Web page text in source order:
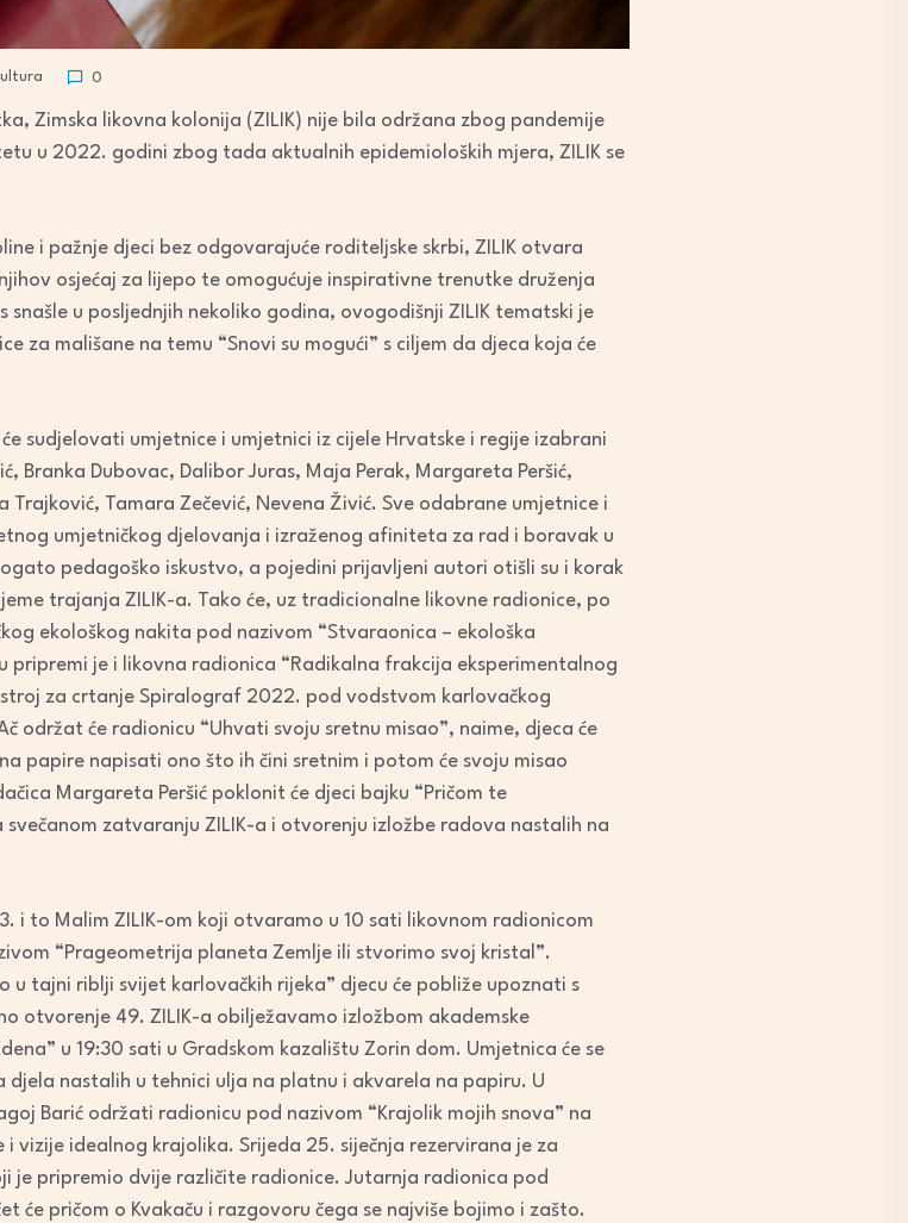
0
Zimska likovna kolonija (ZILIK) nije bila održana zbog pandemije
u 2022. godini zbog tada aktualnih epidemioloških mjera, ZILIK se
i pažnje djeci bez odgovarajuće roditeljske skrbi, ZILIK otvara
osjećaj za lijepo te omogućuje inspirativne trenutke druženja
snašle u posljednjih nekoliko godina, ovogodišnji ZILIK tematski je
za mališane na temu “Snovi su mogući” s ciljem da djeca koja će
sudjelovati umjetnice i umjetnici iz cijele Hrvatske i regije izabrani
Branka Dubovac, Dalibor Juras, Maja Perak, Margareta Peršić,
Trajković, Tamara Zečević, Nevena Živić. Sve odabrane umjetnice i
umjetničkog djelovanja i izraženog afiniteta za rad i boravak u
pedagoško iskustvo, a pojedini prijavljeni autori otišli su i korak
trajanja ZILIK-a. Tako će, uz tradicionalne likovne radionice, po
ekološkog nakita pod nazivom “Stvaraonica – ekološka
pripremi je i likovna radionica “Radikalna frakcija eksperimentalnog
za crtanje Spiralograf 2022. pod vodstvom karlovačkog
održat će radionicu “Uhvati svoju sretnu misao”, naime, djeca će
papire napisati ono što ih čini sretnim i potom će svoju misao
Margareta Peršić poklonit će djeci bajku “Pričom te
zatvaranju ZILIK-a i otvorenju izložbe radova nastalih na
i to Malim ZILIK-om koji otvaramo u 10 sati likovnom radionicom
“Prageometrija planeta Zemlje ili stvorimo svoj kristal”.
u tajni riblji svijet karlovačkih rijeka” djecu će pobliže upoznati s
otvorenje 49. ZILIK-a obilježavamo izložbom akademske
u 19:30 sati u Gradskom kazalištu Zorin dom. Umjetnica će se
nastalih u tehnici ulja na platnu i akvarela na papiru. U
Barić održati radionicu pod nazivom “Krajolik mojih snova” na
vizije idealnog krajolika. Srijeda 25. siječnja rezervirana je za
je pripremio dvije različite radionice. Jutarnja radionica pod
će pričom o Kvakaču i razgovoru čega se najviše bojimo i zašto.